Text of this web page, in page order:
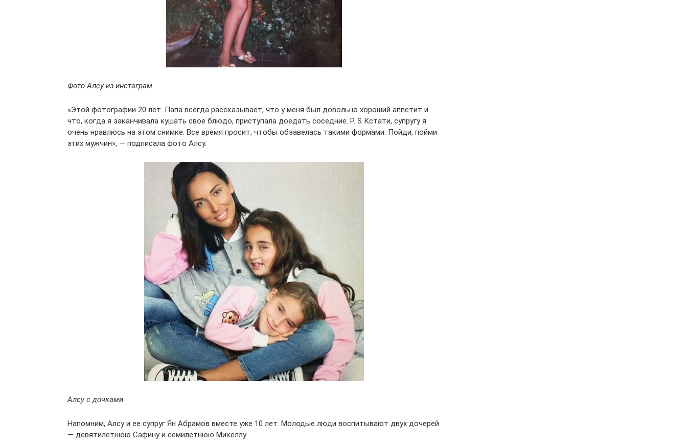
Фото Алсу из инстаграм
«Этой фотографии 20 лет. Папа всегда рассказывает, что у меня был довольно хороший аппетит и
что, когда я заканчивала кушать свое блюдо, приступала доедать соседние. P. S Кстати, супругу я
очень нравлюсь на этом снимке. Все время просит, чтобы обзавелась такими формами. Пойди, пойми
этих мужчин», — подписала фото Алсу.
Алсу с дочками
Напомним, Алсу и ее супруг Ян Абрамов вместе уже 10 лет. Молодые люди воспитывают двух дочерей
— девятилетнюю Сафину и семилетнюю Микеллу.